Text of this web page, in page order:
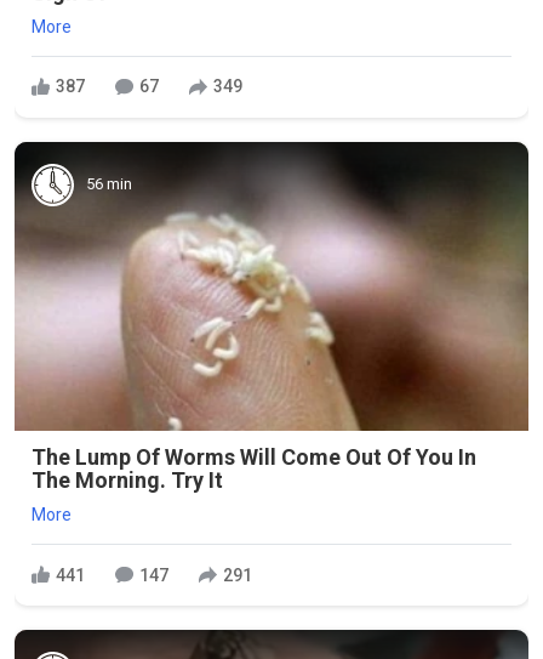
More
387 67 349
56 min
The Lump Of Worms Will Come Out Of You In
The Morning. Try It
More
441 147 291